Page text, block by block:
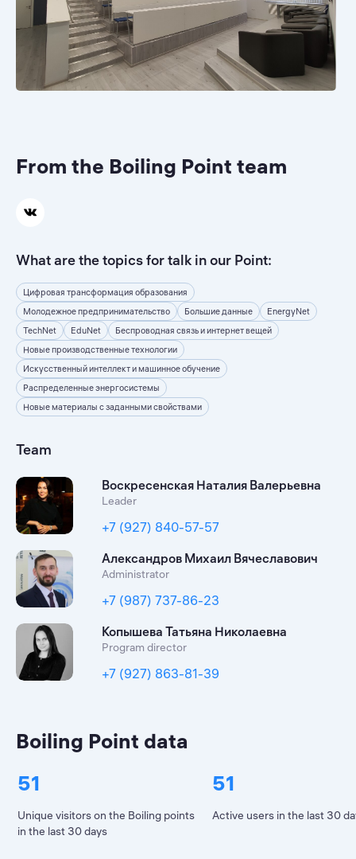
From the Boiling Point team
What are the topics for talk in our Point:
Цифровая трансформация образования
Молодежное предпринимательство
Большие данные
EnergyNet
TechNet
EduNet
Беспроводная связь и интернет вещей
Новые производственные технологии
Искусственный интеллект и машинное обучение
Распределенные энергосистемы
Новые материалы с заданными свойствами
Team
Воскресенская Наталия Валерьевна
Leader
+7 (927) 840-57-57
Александров Михаил Вячеславович
Administrator
+7 (987) 737-86-23
Копышева Татьяна Николаевна
Program director
+7 (927) 863-81-39
Boiling Point data
51
Unique visitors on the Boiling points
in the last 30 days
51
Active users in the last 30